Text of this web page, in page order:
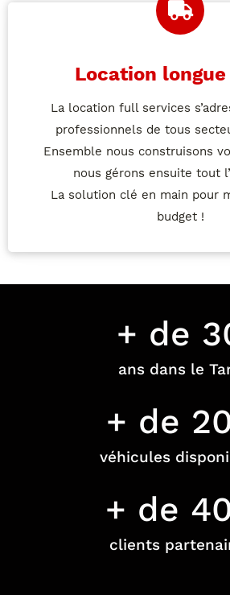
Location
La location full services
professionnels de tous
Ensemble nous construisons
nous gérons ensuite tout
La solution clé en main pour
budget !
ans dans le
+ de
véhicules
+ de
clients
+ de